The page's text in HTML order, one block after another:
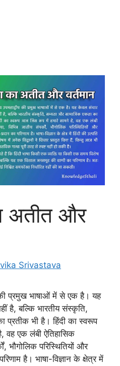
अतीत और
Srivastava
की प्रमुख भाषाओं में से एक है। यह
है, बल्कि भारतीय संस्कृति,
प्रतीक भी है। हिंदी का स्वरूप
एक लंबी ऐतिहासिक
भौगोलिक परिस्थितियों और
है। भाषा-विज्ञान के क्षेत्र में